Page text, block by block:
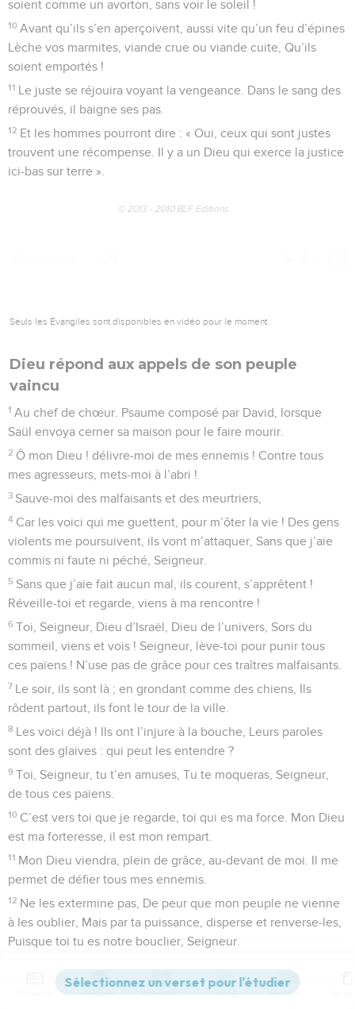
soient comme un avorton, sans voir le soleil !
10 Avant qu’ils s’en aperçoivent, aussi vite qu’un feu d’épines
Lèche vos marmites, viande crue ou viande cuite, Qu’ils
soient emportés !
11 Le juste se réjouira voyant la vengeance. Dans le sang des
réprouvés, il baigne ses pas.
12 Et les hommes pourront dire : « Oui, ceux qui sont justes
trouvent une récompense. Il y a un Dieu qui exerce la justice
ici-bas sur terre ».
© 2013 - 2010 BLF Editions
Seuls les Évangiles sont disponibles en vidéo pour le moment.
Dieu répond aux appels de son peuple
vaincu
1 Au chef de chœur. Psaume composé par David, lorsque
Saül envoya cerner sa maison pour le faire mourir.
2 Ô mon Dieu ! délivre-moi de mes ennemis ! Contre tous
mes agresseurs, mets-moi à l’abri !
3 Sauve-moi des malfaisants et des meurtriers,
4 Car les voici qui me guettent, pour m’ôter la vie ! Des gens
violents me poursuivent, ils vont m’attaquer, Sans que j’aie
commis ni faute ni péché, Seigneur.
5 Sans que j’aie fait aucun mal, ils courent, s’apprêtent !
Réveille-toi et regarde, viens à ma rencontre !
6 Toi, Seigneur, Dieu d’Israël, Dieu de l’univers, Sors du
sommeil, viens et vois ! Seigneur, lève-toi pour punir tous
ces païens ! N’use pas de grâce pour ces traîtres malfaisants.
7 Le soir, ils sont là ; en grondant comme des chiens, Ils
rôdent partout, ils font le tour de la ville.
8 Les voici déjà ! Ils ont l’injure à la bouche, Leurs paroles
sont des glaives : qui peut les entendre ?
9 Toi, Seigneur, tu t’en amuses, Tu te moqueras, Seigneur,
de tous ces païens.
10 C’est vers toi que je regarde, toi qui es ma force. Mon Dieu
est ma forteresse, il est mon rempart.
11 Mon Dieu viendra, plein de grâce, au-devant de moi. Il me
permet de défier tous mes ennemis.
12 Ne les extermine pas, De peur que mon peuple ne vienne
à les oublier, Mais par ta puissance, disperse et renverse-les,
Puisque toi tu es notre bouclier, Seigneur.
soient pris au piège dressé par leur propre orgueil, Par tous
Versions Commentaires Strong